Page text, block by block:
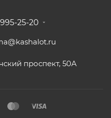
25-20​
проспект, 50А​